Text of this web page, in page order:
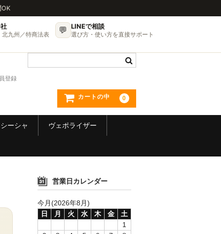
OK
北九州／特商法表 💬 LINEで相談
選び方・使い方を直接サポート
登録
カートの中 0
シーシャ ヴェポライザー
営業日カレンダー
今月(2026年8月)
日
月 火 水 木 金
土
1